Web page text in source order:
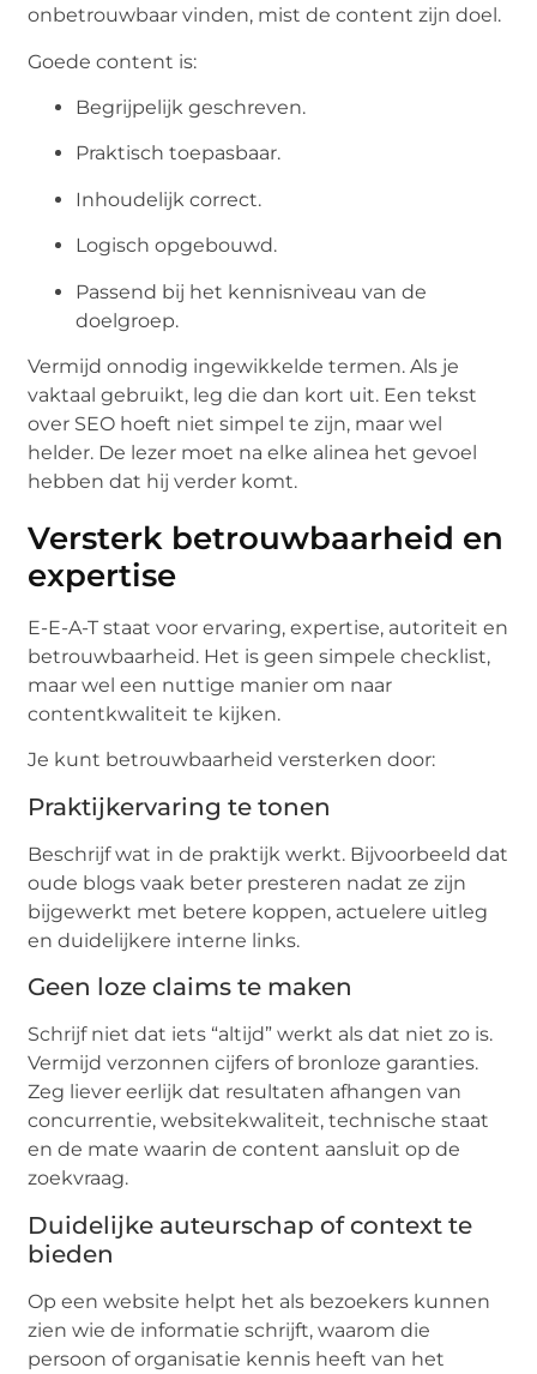
onbetrouwbaar vinden, mist de content zijn doel.
Goede content is:
Begrijpelijk geschreven.
Praktisch toepasbaar.
Inhoudelijk correct.
Logisch opgebouwd.
Passend bij het kennisniveau van de
doelgroep.
Vermijd onnodig ingewikkelde termen. Als je
vaktaal gebruikt, leg die dan kort uit. Een tekst
over SEO hoeft niet simpel te zijn, maar wel
helder. De lezer moet na elke alinea het gevoel
hebben dat hij verder komt.
Versterk betrouwbaarheid en
expertise
E-E-A-T staat voor ervaring, expertise, autoriteit en
betrouwbaarheid. Het is geen simpele checklist,
maar wel een nuttige manier om naar
contentkwaliteit te kijken.
Je kunt betrouwbaarheid versterken door:
Praktijkervaring te tonen
Beschrijf wat in de praktijk werkt. Bijvoorbeeld dat
oude blogs vaak beter presteren nadat ze zijn
bijgewerkt met betere koppen, actuelere uitleg
en duidelijkere interne links.
Geen loze claims te maken
Schrijf niet dat iets “altijd” werkt als dat niet zo is.
Vermijd verzonnen cijfers of bronloze garanties.
Zeg liever eerlijk dat resultaten afhangen van
concurrentie, websitekwaliteit, technische staat
en de mate waarin de content aansluit op de
zoekvraag.
Duidelijke auteurschap of context te
bieden
Op een website helpt het als bezoekers kunnen
zien wie de informatie schrijft, waarom die
persoon of organisatie kennis heeft van het